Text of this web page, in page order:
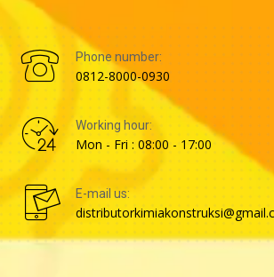
Phone number:
0812-8000-0930
Working hour:
Mon - Fri : 08:00 - 17:00
E-mail us: